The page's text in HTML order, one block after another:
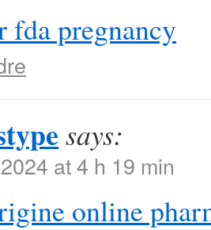
fda pregnancy
says:
at 4 h 19 min
online